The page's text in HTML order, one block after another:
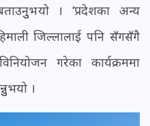
। ‘प्रदेशका अन्य
जिल्लालाई पनि सँगसँगै
गरेका कार्यक्रममा
।